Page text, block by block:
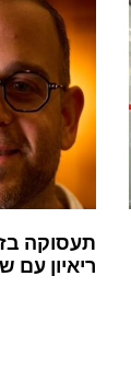
תעסוקה
ריאיון עם